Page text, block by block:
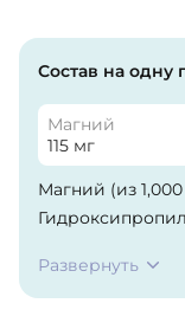
Состав на одну
Магний
115 мг
Магний (из
кислота
натрия,
Развернуть